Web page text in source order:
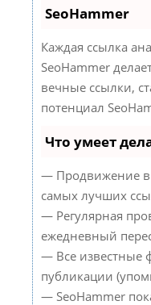
SeoHammer
Каждая ссылка
SeoHammer
вечные ссылки,
потенциал
Что умеет
— Продвижение в
самых лучших
— Регулярная
ежедневный
— Все известные
публикации
— SeoHammer